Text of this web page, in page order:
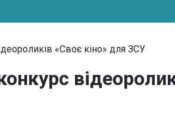
«Своє кіно» для ЗСУ